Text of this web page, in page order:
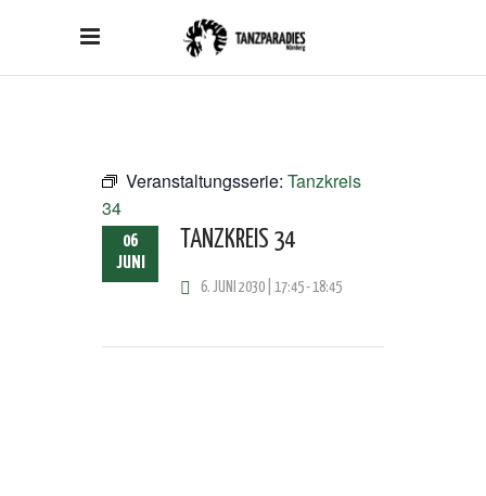
Veranstaltungsserie: Tanzkreis
34
06
JUNI
TANZKREIS 34
6. JUNI 2030 | 17:45-18:45